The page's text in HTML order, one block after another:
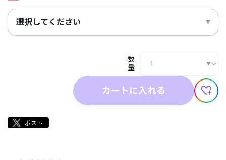
選択してください
数
量
カートに入れる